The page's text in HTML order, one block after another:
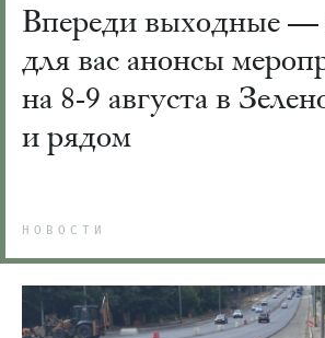
Впереди выходные —
для вас анонсы
на 8-9 августа в
и рядом
НОВОСТИ